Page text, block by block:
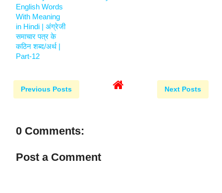
English Words
With Meaning
in Hindi | अंग्रेजी
समाचार पत्र के
कठिन शब्द/अर्थ |
Part-12
Previous Posts Next Posts
0 Comments:
Post a Comment